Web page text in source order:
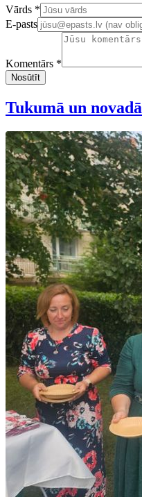
Confirm your email address
Vārds *
E-pasts
Komentārs *
Nosūtīt
Tukumā un novadā